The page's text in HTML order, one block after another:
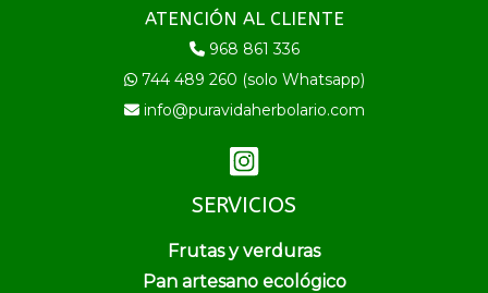
ATENCIÓN AL CLIENTE
968 861 336
744 489 260 (solo Whatsapp)
info@puravidaherbolario.com
SERVICIOS
Frutas y verduras
Pan artesano ecológico